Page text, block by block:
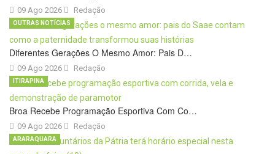
09 Ago 2026 Redação
Diferentes Gerações O Mesmo Amor: Pais D…
09 Ago 2026
OUTRAS NOTÍCIAS
Redação
Broa Recebe Programação Esportiva Com Co…
09 Ago 2026
ITIRAPINA
Redação
ARARAQUARA